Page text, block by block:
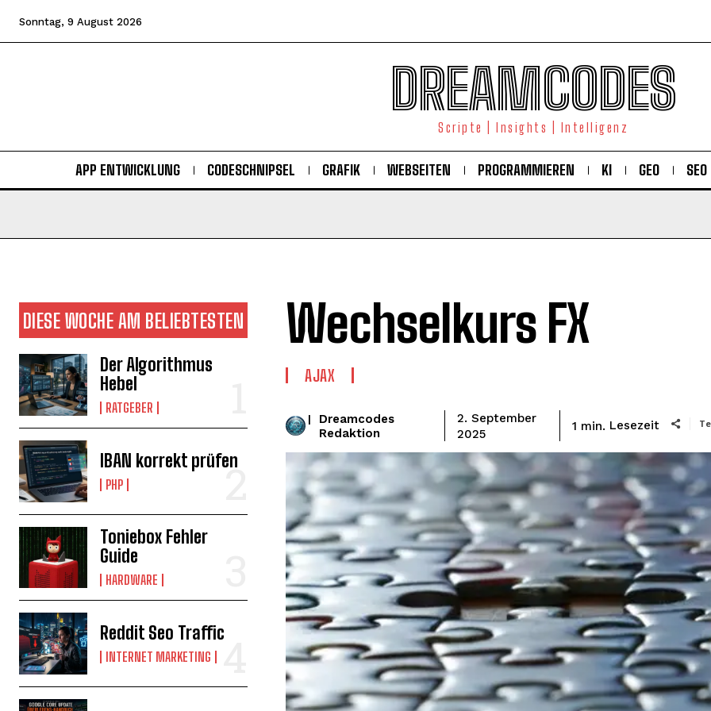
Sonntag, 9 August 2026
DREAMCODES
Scripte | Insights | Intelligenz
APP ENTWICKLUNG CODESCHNIPSEL GRAFIK WEBSEITEN PROGRAMMIEREN KI GEO SEO
DIESE WOCHE AM BELIEBTESTEN
Der Algorithmus
Hebel
RATGEBER
IBAN korrekt prüfen
PHP
Toniebox Fehler
Guide
HARDWARE
Reddit Seo Traffic
INTERNET MARKETING
Wechselkurs FX
AJAX
|
Dreamcodes
Redaktion
2. September
2025
1 min. Lesezeit